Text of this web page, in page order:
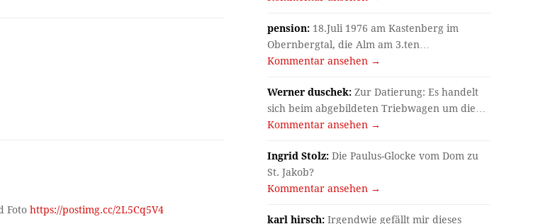
Fotohttps://postimg.cc/2L5Cq5V4
pension: 18.Juli 1976 am Kastenberg im
Obernbergtal, die Alm am 3.ten…
Kommentar ansehen →
Werner duschek: Zur Datierung: Es handelt
sich beim abgebildeten Triebwagen um die…
Kommentar ansehen →
Ingrid Stolz: Die Paulus-Glocke vom Dom zu
St. Jakob?
Kommentar ansehen →
karl hirsch: Irgendwie gefällt mir dieses